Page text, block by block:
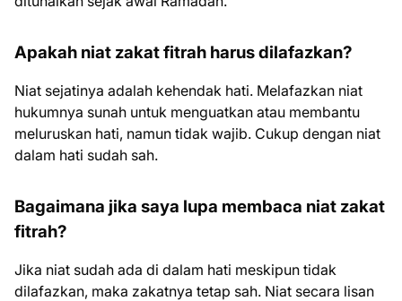
Apakah niat zakat fitrah harus dilafazkan?
Niat sejatinya adalah kehendak hati. Melafazkan niat
hukumnya sunah untuk menguatkan atau membantu
meluruskan hati, namun tidak wajib. Cukup dengan niat
dalam hati sudah sah.
Bagaimana jika saya lupa membaca niat zakat
fitrah?
Jika niat sudah ada di dalam hati meskipun tidak
dilafazkan, maka zakatnya tetap sah. Niat secara lisan